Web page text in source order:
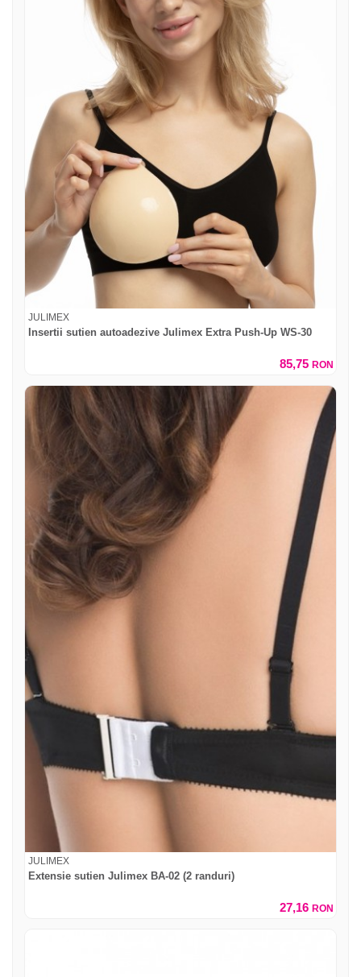
JULIMEX
Insertii sutien autoadezive Julimex Extra Push-Up WS-30
85,75 RON
JULIMEX
Extensie sutien Julimex BA-02 (2 randuri)
27,16 RON